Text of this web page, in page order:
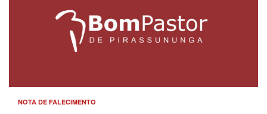
NOTA DE FALECIMENTO